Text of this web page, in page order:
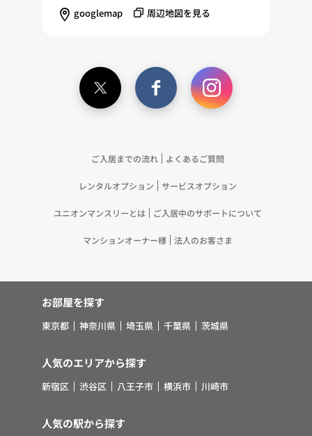
（11）本ポリシーへの同意に基づき、提携事業者等
記載の目的で利用するため（12）本ポリシーへの同
意に基づき、提携事業者等が取得した個人関連情報
の提供を受け、当社が既に有している個人情報を突
ービス、マーケティング活動、お問い合わせ対応お
5.お客様・オーナー様の個人情報の第三者への提
取り扱う個人情報を、あらかじめお客様およびオー
ナー様の同意を得ないで、第三者に提供いたしませ
生の向上または児童の健全な育成の推進のために特
に必要がある場合であって、お客様の同意を得るこ
を遂行することに対して協力する必要がある場合で
あって、お客様の同意を得ることにより当該事務の
令で認められる場合 （2）上記(1)にかかわらず、
googlemap 周辺地図を見る
ご入居までの流れ よくあるご質問
レンタルオプション サービスオプション
ユニオンマンスリーとは ご入居中のサポートについて
マンションオーナー様 法人のお客さま
お部屋を探す
東京都 神奈川県 埼玉県 千葉県 茨城県
人気のエリアから探す
新宿区 渋谷区 八王子市 横浜市 川崎市
人気の駅から探す